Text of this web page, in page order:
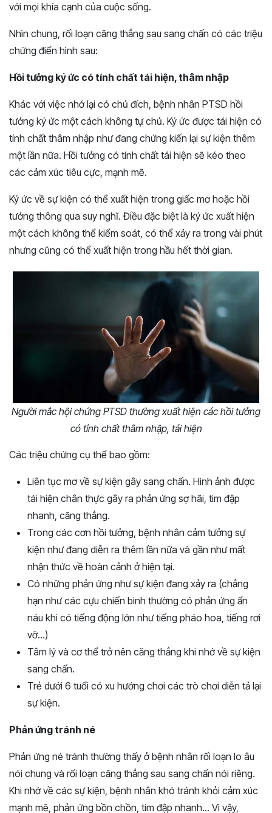
với mọi khía cạnh của cuộc sống.
Nhìn chung, rối loạn căng thẳng sau sang chấn có các triệu
chứng điển hình sau:
Hồi tưởng ký ức có tính chất tái hiện, thâm nhập
Khác với việc nhớ lại có chủ đích, bệnh nhân PTSD hồi
tưởng ký ức một cách không tự chủ. Ký ức được tái hiện có
tính chất thâm nhập như đang chứng kiến lại sự kiện thêm
một lần nữa. Hồi tưởng có tính chất tái hiện sẽ kéo theo
các cảm xúc tiêu cực, mạnh mẽ.
Ký ức về sự kiện có thể xuất hiện trong giấc mơ hoặc hồi
tưởng thông qua suy nghĩ. Điều đặc biệt là ký ức xuất hiện
một cách không thể kiểm soát, có thể xảy ra trong vài phút
nhưng cũng có thể xuất hiện trong hầu hết thời gian.
Người mắc hội chứng PTSD thường xuất hiện các hồi tưởng
có tính chất thâm nhập, tái hiện
Các triệu chứng cụ thể bao gồm:
Liên tục mơ về sự kiện gây sang chấn. Hình ảnh được
tái hiện chân thực gây ra phản ứng sợ hãi, tim đập
nhanh, căng thẳng.
Trong các cơn hồi tưởng, bệnh nhân cảm tưởng sự
kiện như đang diễn ra thêm lần nữa và gần như mất
nhận thức về hoàn cảnh ở hiện tại.
Có những phản ứng như sự kiện đang xảy ra (chẳng
hạn như các cựu chiến binh thường có phản ứng ẩn
náu khi có tiếng động lớn như tiếng pháo hoa, tiếng rơi
vỡ…)
Tâm lý và cơ thể trở nên căng thẳng khi nhớ về sự kiện
sang chấn.
Trẻ dưới 6 tuổi có xu hướng chơi các trò chơi diễn tả lại
sự kiện.
Phản ứng tránh né
Phản ứng né tránh thường thấy ở bệnh nhân rối loạn lo âu
nói chung và rối loạn căng thẳng sau sang chấn nói riêng.
Khi nhớ về các sự kiện, bệnh nhân khó tránh khỏi cảm xúc
mạnh mẽ, phản ứng bồn chồn, tim đập nhanh… Vì vậy,